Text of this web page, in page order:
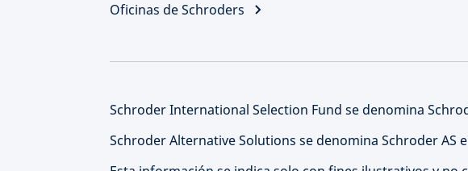
Oficinas de Schroders
Schroder International Selection Fund se denomina
Schroder Alternative Solutions se denomina Schroder AS